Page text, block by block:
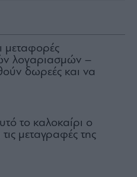
μεταφορές
λογαριασμών –
δωρεές και να
το καλοκαίρι ο
μεταγραφές της